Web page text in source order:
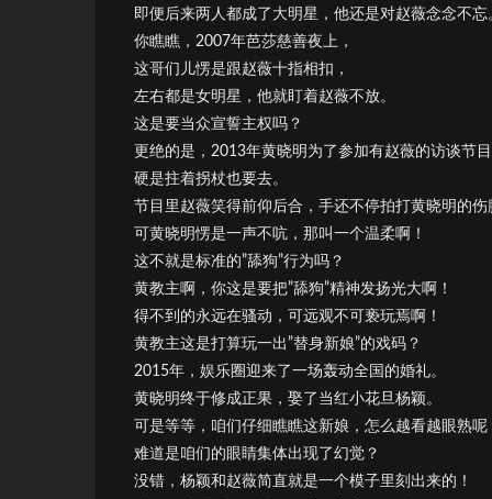
即便后来两人都成了大明星，他还是对赵薇念念不忘
你瞧瞧，2007年芭莎慈善夜上，
这哥们儿愣是跟赵薇十指相扣，
左右都是女明星，他就盯着赵薇不放。
这是要当众宣誓主权吗？
更绝的是，2013年黄晓明为了参加有赵薇的访谈节目
硬是拄着拐杖也要去。
节目里赵薇笑得前仰后合，手还不停拍打黄晓明的伤
可黄晓明愣是一声不吭，那叫一个温柔啊！
这不就是标准的”舔狗”行为吗？
黄教主啊，你这是要把”舔狗”精神发扬光大啊！
得不到的永远在骚动，可远观不可亵玩焉啊！
黄教主这是打算玩一出”替身新娘”的戏码？
2015年，娱乐圈迎来了一场轰动全国的婚礼。
黄晓明终于修成正果，娶了当红小花旦杨颖。
可是等等，咱们仔细瞧瞧这新娘，怎么越看越眼熟呢
难道是咱们的眼睛集体出现了幻觉？
没错，杨颖和赵薇简直就是一个模子里刻出来的！